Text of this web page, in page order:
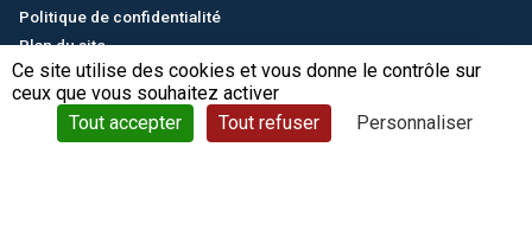
Ce site utilise des cookies et vous donne le contrôle sur
ceux que vous souhaitez activer
Tout accepter
Tout refuser Personnaliser
Politique de confidentialité
Plan du site
© CTC - 2026
English/中文